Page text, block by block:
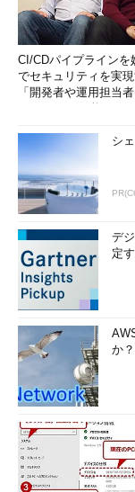
このようにStart
［スタート］メニュ
Start Menu 8は、
レードするとStart
されないことである
ルする。
Windows 8
ーを追加する
Windows 8に
バーのショー
［送る］メ
8.x／10編）
Windows 8
ーを追加する
Windows 8／
ー、アプリ
（TIPS）
CI/CDパイプラインを
でセキュリティを実現
「開発者や運用担当
シ
デ
定
か